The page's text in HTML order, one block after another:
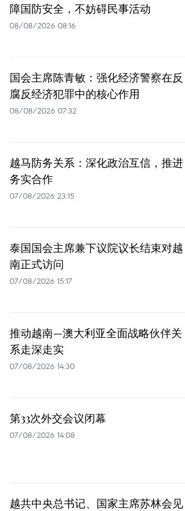
障国防安全，不妨碍民事活动
08/08/2026 08:16
国会主席陈青敏：强化经济警察在反
腐反经济犯罪中的核心作用
08/08/2026 07:32
越马防务关系：深化政治互信，推进
务实合作
07/08/2026 23:15
泰国国会主席兼下议院议长结束对越
南正式访问
07/08/2026 15:17
推动越南—澳大利亚全面战略伙伴关
系走深走实
07/08/2026 14:30
第33次外交会议闭幕
07/08/2026 14:08
越共中央总书记、国家主席苏林会见